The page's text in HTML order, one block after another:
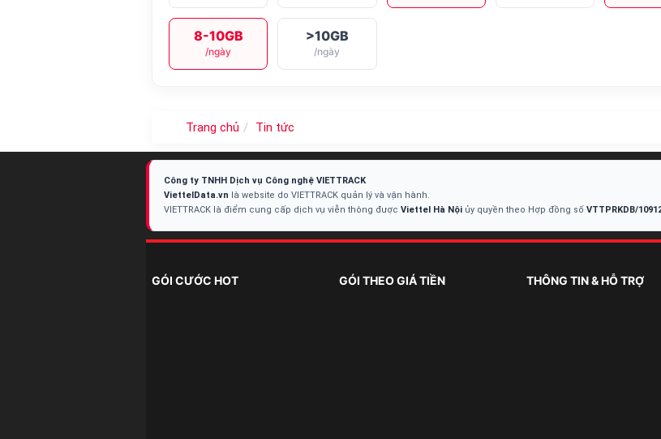
8-10GB
/ngày
>10GB
/ngày
Trang chủ Tin tức
Công ty TNHH Dịch vụ Công nghệ VIETTRACK
ViettelData.vn là website do VIETTRACK quản lý và vận hành.
VIETTRACK là điểm cung cấp dịch vụ viễn thông được Viettel Hà Nội ủy quyền theo Hợp đồng số VTTPRKDB/
GÓI CƯỚC HOT GÓI THEO GIÁ TIỀN THÔNG TIN & HỖ TRỢ